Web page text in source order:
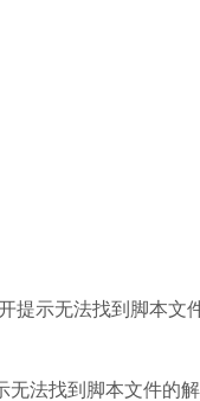
示无法找到脚本文
无法找到脚本文件的